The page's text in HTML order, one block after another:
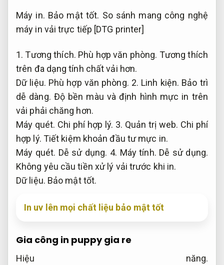
Máy in. Bảo mật tốt. So sánh mang công nghệ
máy in vải trực tiếp [DTG printer]
1.Tương thích. Phù hợp văn phòng. Tương thích
trên đa dạng tính chất vải hơn.
Dữ liệu. Phù hợp văn phòng. 2. Linh kiện. Bảo trì
dễ dàng. Độ bền màu và định hình mực in trên
vải phải chăng hơn.
Máy quét. Chi phí hợp lý. 3. Quản trị web. Chi phí
hợp lý. Tiết kiệm khoản đầu tư mực in.
Máy quét. Dễ sử dụng. 4. Máy tính. Dễ sử dụng.
Không yêu cầu tiền xử lý vải trước khi in.
Dữ liệu. Bảo mật tốt.
In uv lên mọi chất liệu bảo mật tốt
Gia công in puppy gia re
Hiệu năng.